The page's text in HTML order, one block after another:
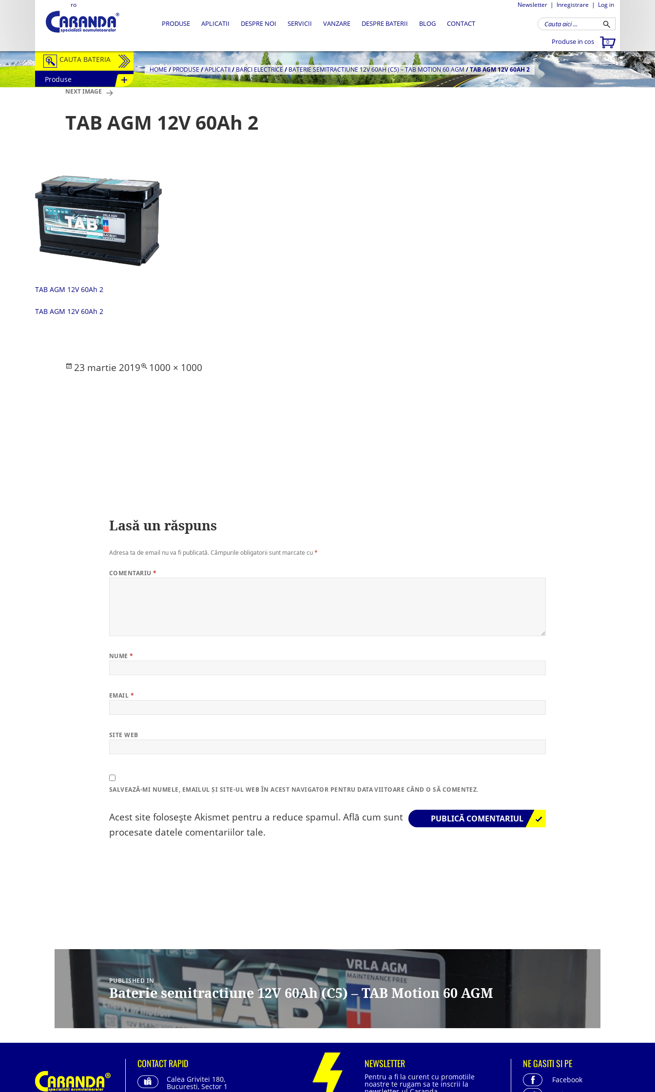
ro Newsletter | Inregistrare | Log in
Produse in cos 0
PRODUSE APLICATII DESPRE NOI SERVICII VANZARE DESPRE BATERII BLOG CONTACT
CAUTA BATERIA
Auto / Moto
Semitractiune
Accesorii Baterii
Fotovoltaice
Produse
HOME/PRODUSE /APLICATII/BARCI ELECTRICE/BATERIE SEMITRACTIUNE 12V 60AH (C5) – TAB MOTION 60 AGM/TAB AGM 12V 60AH 2
NEXT IMAGE
TAB AGM 12V 60Ah 2
TAB AGM 12V 60Ah 2
TAB AGM 12V 60Ah 2
Posted
23 martie 2019
Full
1000 × 1000
Lasă un răspuns
Adresa ta de email nu va fi publicată.Câmpurile obligatorii sunt marcate cu*
COMENTARIU*
NUME*
EMAIL *
SITE WEB
SALVEAZĂ-MI NUMELE, EMAILUL ȘI SITE-UL WEB ÎN ACEST NAVIGATOR PENTRU DATA VIITOARE CÂND O SĂ COMENTEZ.
Acest site folosește Akismet pentru a reduce spamul. Află cum sunt
procesate datele comentariilor tale.
Navigare
articole
PUBLISHED IN
Baterie semitractiune 12V 60Ah (C5) – TAB Motion 60 AGM
CONTACT RAPID
Calea Grivitei 180,
Bucuresti, Sector 1
NEWSLETTER
Pentru a fi la curent cu promotiile
noastre te rugam sa te inscrii la
NE GASITI SI PE
Facebook